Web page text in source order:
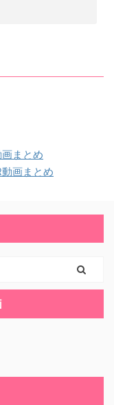
まとめ
画まとめ